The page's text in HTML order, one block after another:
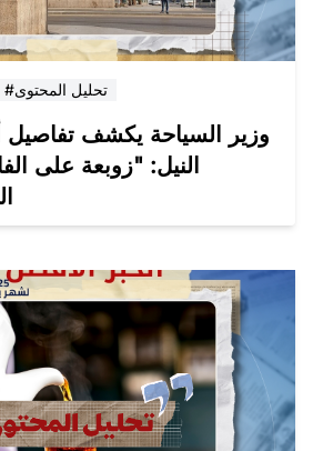
#تحليل المحتوى
النيل: "زوبعة على